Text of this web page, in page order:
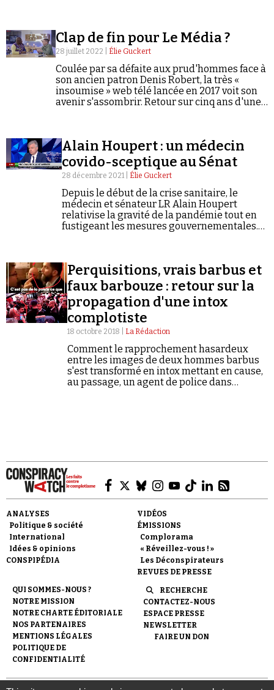
Clap de fin pour Le Média ?
28 juillet 2022 | Élie Guckert
Coulée par sa défaite aux prud'hommes face à
son ancien patron Denis Robert, la très «
insoumise » web télé lancée en 2017 voit son
avenir s'assombrir. Retour sur cinq ans d'une
Alain Houpert : un médecin
covido-sceptique au Sénat
28 décembre 2021 | Élie Guckert
Depuis le début de la crise sanitaire, le
médecin et sénateur LR Alain Houpert
relativise la gravité de la pandémie tout en
fustigeant les mesures gouvernementales.
Perquisitions, vrais barbus et
faux barbouze : retour sur la
propagation d'une intox
complotiste
18 octobre 2018 | La Rédaction
Comment le rapprochement hasardeux
entre les images de deux hommes barbus
s'est transformé en intox mettant en cause,
au passage, un agent de police dans
ANALYSES
Politique & société
International
Idées & opinions
CONSPIPÉDIA
VIDÉOS
ÉMISSIONS
Complorama
« Réveillez-vous ! »
Les Déconspirateurs
REVUES DE PRESSE
QUI SOMMES-NOUS ?
NOTRE MISSION
NOTRE CHARTE ÉDITORIALE
NOS PARTENAIRES
MENTIONS LÉGALES
POLITIQUE DE
CONFIDENTIALITÉ
RECHERCHE
CONTACTEZ-NOUS
ESPACE PRESSE
NEWSLETTER
FAIRE UN DON